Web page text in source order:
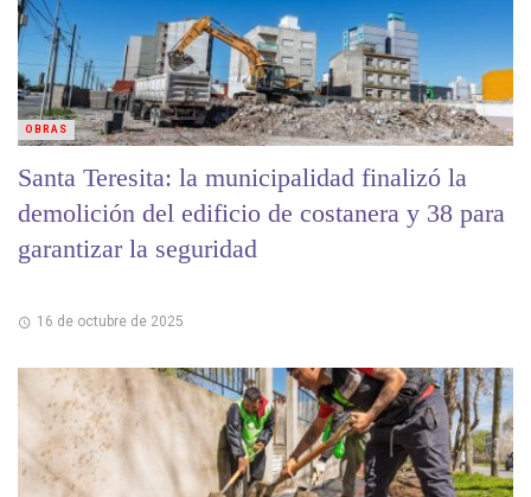
Santa Teresita: la municipalidad finalizó la
demolición del edificio de costanera y 38 para
garantizar la seguridad
16 de octubre de 2025
OBRAS